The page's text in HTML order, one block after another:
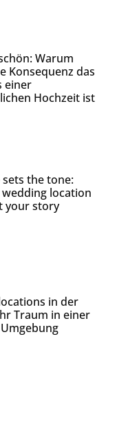
Warum
Konsequenz das
einer
Hochzeit ist
sets the tone:
location
your story
in der
Traum in einer